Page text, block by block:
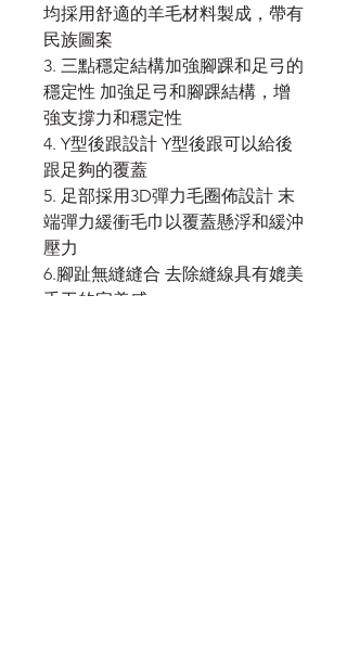
均採用舒適的羊毛材料製成，帶有
民族圖案
3. 三點穩定結構加強腳踝和足弓的
穩定性 加強足弓和腳踝結構，增
強支撐力和穩定性
4. Y型後跟設計 Y型後跟可以給後
跟足夠的覆蓋
5. 足部採用3D彈力毛圈佈設計 末
端彈力緩衝毛巾以覆蓋懸浮和緩沖
壓力
6.腳趾無縫縫合 去除縫線具有媲美
手工的完美感